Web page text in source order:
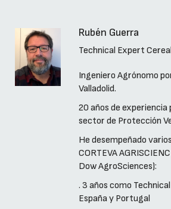
Rubén Guerra
Technical Expert
Ingeniero Agrónomo
Valladolid.
20 años de experiencia
sector de Protección
He desempeñado
CORTEVA
Dow AgroSciences):
. 3 años como
España y Portugal